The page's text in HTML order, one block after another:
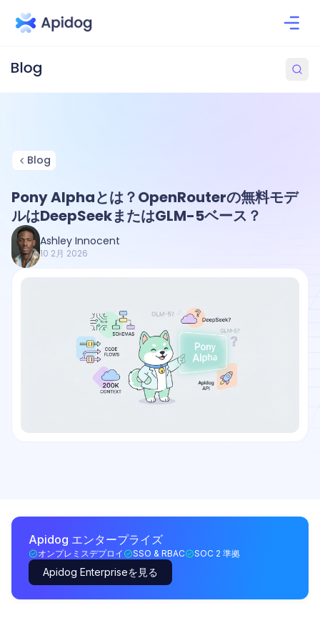
Blog
Pony Alphaとは？OpenRouterの無料モデ
ルはDeepSeekまたはGLM-5ベース？
Ashley Innocent
10 2月 2026
Apidog エンタープライズ
オンプレミスデプロイ SSO & RBAC SOC 2 準拠
Apidog Enterpriseを見る